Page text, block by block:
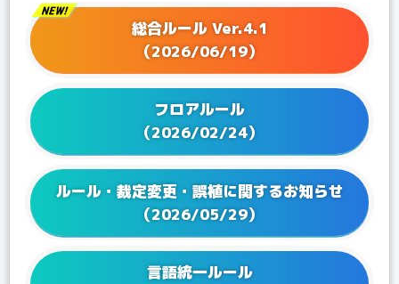
2025/04/04 Q&Aを更新！
Q&Aを更新！
Q&Aを更新！
2025/01/24 Q&Aを更新！
Q&Aを更新！
Q&Aを更新！
2024/08/01 Q&Aを更新！
Q&Aを更新！
Q&Aを更新！
総合ルール Ver.4.1
（2026/06/19）
フロアルール
（2026/02/24）
ルール・裁定変更・誤植に関するお知らせ
（2026/05/29）
言語統一ルール